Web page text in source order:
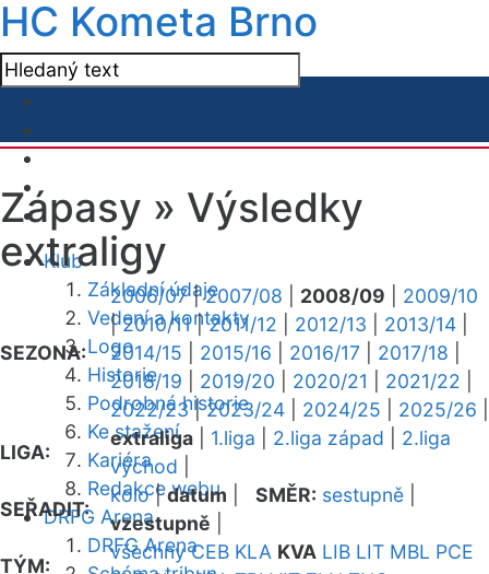
HC Kometa Brno
Klub
Základní údaje
Vedení a kontakty
Logo
Historie
Podrobná historie
Ke stažení
Kariéra
Redakce webu
DRFG Arena
DRFG Arena
Zápasy » Výsledky
extraligy
SEZONA:
2006/07|2007/08 2008/09
2009/10
|2010/11|2011/12 2012/13 2013/14
2014/15
2015/16 2016/17 2017/18
2018/19
2019/20 2020/21 2021/22
2022/23|2023/24 2024/25 2025/26
LIGA:
extraliga 1.liga 2.liga západ
2.liga
východ
SEŘADIT:
kolo|datum SMĚR: sestupně
vzestupně
TÝM:
všechny CEB KLA KVA LIB LIT MBL PCE